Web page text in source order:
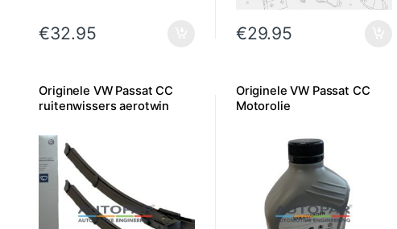
€32.95 €29.95
Originele VW Passat CC
ruitenwissers aerotwin
Originele VW Passat CC
Motorolie